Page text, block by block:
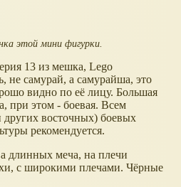
этой мини фигурки.
13 из мешка, Lego
не самурай, а самурайша, это
видно по её лицу. Большая
при этом - боевая. Всем
восточных) боевых
рекомендуется.
длинных меча, на плечи
с широкими плечами. Чёрные